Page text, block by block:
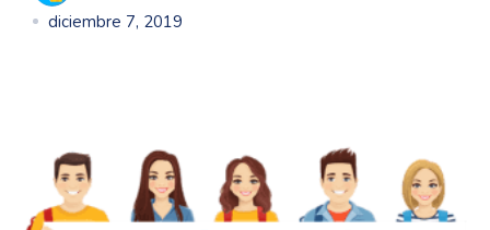
diciembre 7, 2019